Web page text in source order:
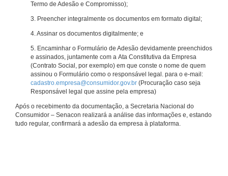
Termo de Adesão e Compromisso);
3. Preencher integralmente os documentos em formato digital;
4. Assinar os documentos digitalmente; e
5. Encaminhar o Formulário de Adesão devidamente preenchidos
e assinados, juntamente com a Ata Constitutiva da Empresa
(Contrato Social, por exemplo) em que conste o nome de quem
assinou o Formulário como o responsável legal. para o e-mail:
cadastro.empresa@consumidor.gov.br (Procuração caso seja
Responsável legal que assine pela empresa)
Após o recebimento da documentação, a Secretaria Nacional do
Consumidor – Senacon realizará a análise das informações e, estando
tudo regular, confirmará a adesão da empresa à plataforma.